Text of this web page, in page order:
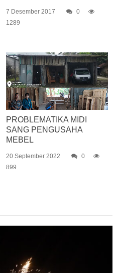
7 Desember 2017
0
1289
PROBLEMATIKA MIDI
SANG PENGUSAHA
MEBEL
20 September 2022
0
899